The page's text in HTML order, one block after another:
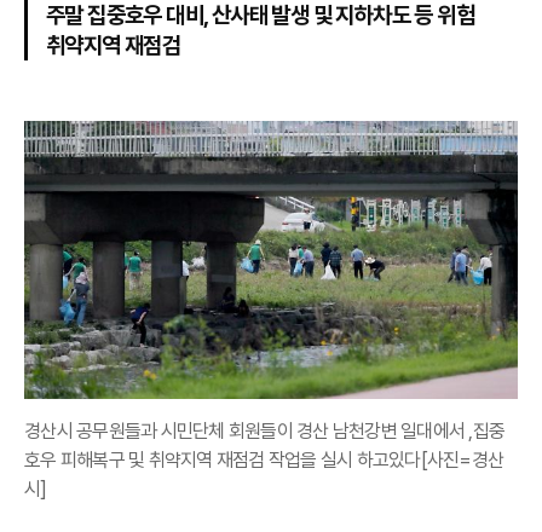
주말 집중호우 대비, 산사태 발생 및 지하차도 등 위험
취약지역 재점검
경산시 공무원들과 시민단체 회원들이 경산 남천강변 일대에서 ,집중
호우 피해복구 및 취약지역 재점검 작업을 실시 하고있다[사진=경산
시]